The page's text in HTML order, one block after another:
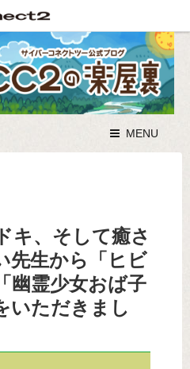
MENU
キ、そして癒さ
先生から「ヒビ
幽霊少女おば子
いただきまし